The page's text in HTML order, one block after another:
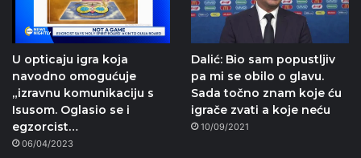
U opticaju igra koja
navodno omogućuje
„izravnu komunikaciju s
Isusom. Oglasio se i
egzorcist…
06/04/2023
Dalić: Bio sam popustljiv
pa mi se obilo o glavu.
Sada točno znam koje ću
igrače zvati a koje neću
10/09/2021